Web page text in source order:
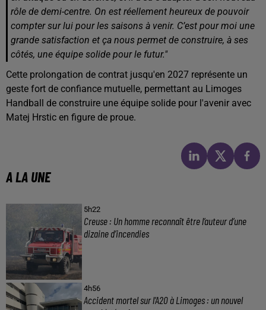
rôle de demi-centre. On est réellement heureux de pouvoir
compter sur lui pour les saisons à venir. C’est pour moi une
grande satisfaction et ça nous permet de construire, à ses
côtés, une équipe solide pour le futur."
Cette prolongation de contrat jusqu'en 2027 représente un
geste fort de confiance mutuelle, permettant au Limoges
Handball de construire une équipe solide pour l'avenir avec
Matej Hrstic en figure de proue.
A LA UNE
5h22
Creuse : Un homme reconnaît être l’auteur d’une
dizaine d’incendies
4h56
Accident mortel sur l’A20 à Limoges : un nouvel